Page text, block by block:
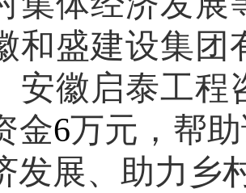
和盛建设集团
安徽启泰工程
金6万元，帮
发展、助力乡